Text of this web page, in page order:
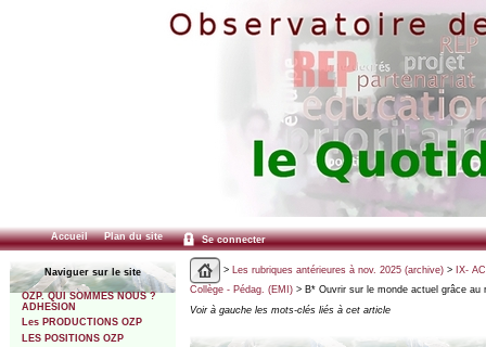
Accueil Plan du site Se connecter
Naviguer sur le site
OZP. QUI SOMMES NOUS ?
ADHESION
Les PRODUCTIONS OZP
LES POSITIONS OZP
> Les rubriques antérieures à nov. 2025 (archive)> IX-
Collège - Pédag. (EMI)> B* Ouvrir sur le monde actuel grâce
Voir à gauche les mots-clés liés à cet article